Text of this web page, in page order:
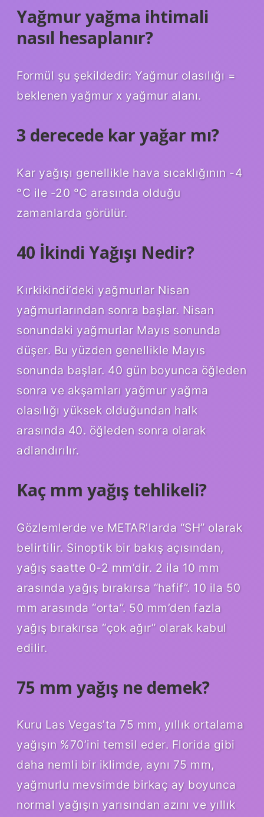
Yağmur yağma ihtimali
nasıl hesaplanır?
Formül şu şekildedir: Yağmur olasılığı =
beklenen yağmur x yağmur alanı.
3 derecede kar yağar mı?
Kar yağışı genellikle hava sıcaklığının -4
°C ile -20 °C arasında olduğu
zamanlarda görülür.
40 İkindi Yağışı Nedir?
Kırkikindi’deki yağmurlar Nisan
yağmurlarından sonra başlar. Nisan
sonundaki yağmurlar Mayıs sonunda
düşer. Bu yüzden genellikle Mayıs
sonunda başlar. 40 gün boyunca öğleden
sonra ve akşamları yağmur yağma
olasılığı yüksek olduğundan halk
arasında 40. öğleden sonra olarak
adlandırılır.
Kaç mm yağış tehlikeli?
Gözlemlerde ve METAR’larda “SH” olarak
belirtilir. Sinoptik bir bakış açısından,
yağış saatte 0-2 mm’dir. 2 ila 10 mm
arasında yağış bırakırsa “hafif”. 10 ila 50
mm arasında “orta”. 50 mm’den fazla
yağış bırakırsa “çok ağır” olarak kabul
edilir.
75 mm yağış ne demek?
Kuru Las Vegas’ta 75 mm, yıllık ortalama
yağışın %70’ini temsil eder. Florida gibi
daha nemli bir iklimde, aynı 75 mm,
yağmurlu mevsimde birkaç ay boyunca
normal yağışın yarısından azını ve yıllık